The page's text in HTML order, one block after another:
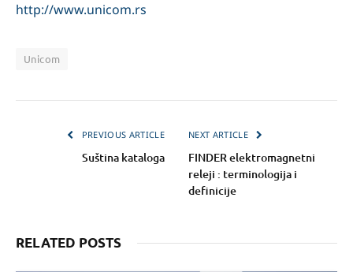
http://www.unicom.rs
Unicom
PREVIOUS ARTICLE
Suština kataloga
NEXT ARTICLE
FINDER elektromagnetni
releji : terminologija i
definicije
RELATED POSTS